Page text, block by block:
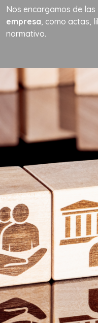
Nos encargamos de las
empresa , como actas,
normativo.